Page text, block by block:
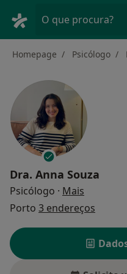
O que procura?
Homepage Psicólogo
Dra. Anna Souza
Psicólogo · Mais
Porto 3 endereços